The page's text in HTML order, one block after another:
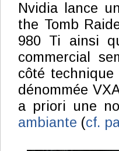
Nvidia lance
the Tomb
980 Ti ainsi
commercial
côté
dénommée
a priori une
ambiante (cf.